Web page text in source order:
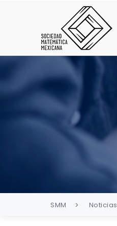
SMM Noticias